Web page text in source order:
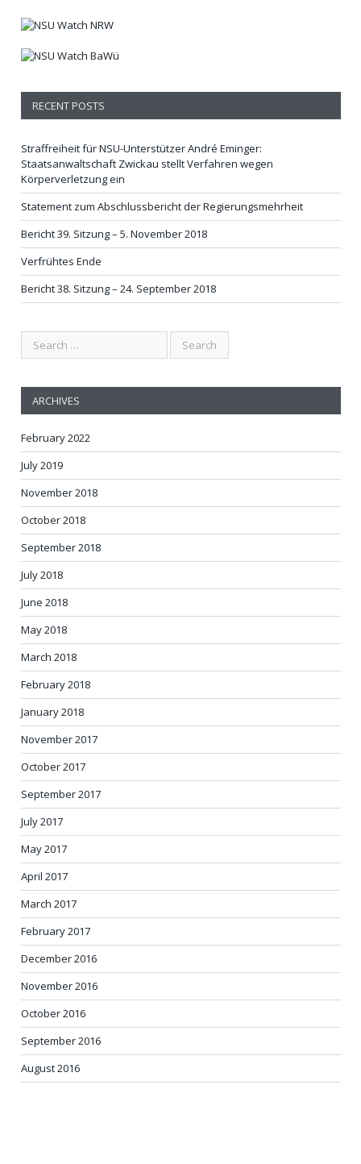
RECENT POSTS
Straffreiheit für NSU-Unterstützer André Eminger:
Staatsanwaltschaft Zwickau stellt Verfahren wegen
Körperverletzung ein
Statement zum Abschlussbericht der Regierungsmehrheit
Bericht 39. Sitzung – 5. November 2018
Verfrühtes Ende
Bericht 38. Sitzung – 24. September 2018
ARCHIVES
February 2022
July 2019
November 2018
October 2018
September 2018
July 2018
June 2018
May 2018
March 2018
February 2018
January 2018
November 2017
October 2017
September 2017
July 2017
May 2017
April 2017
March 2017
February 2017
December 2016
November 2016
October 2016
September 2016
August 2016